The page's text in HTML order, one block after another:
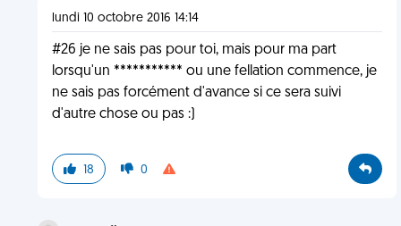
lundi 10 octobre 2016 14:14
#26 je ne sais pas pour toi, mais pour ma part
lorsqu'un *********** ou une fellation commence, je
ne sais pas forcément d'avance si ce sera suivi
d'autre chose ou pas :)
18 0